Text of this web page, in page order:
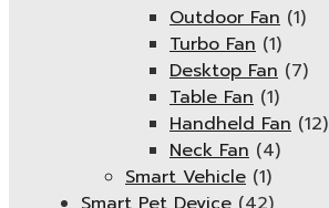
Outdoor Fan (1)
Turbo Fan (1)
Desktop Fan (7)
Table Fan (1)
Handheld Fan (12)
Neck Fan (4)
Smart Vehicle (1)